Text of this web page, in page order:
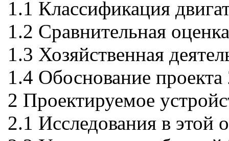
1.1 Классификация
1.2 Сравнительная
1.3 Хозяйственная
1.4 Обоснование проекта
2 Проектируемое
2.1 Исследования в этой